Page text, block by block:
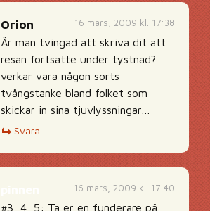
16 mars, 2009 kl. 17:38
Orion
Är man tvingad att skriva dit att
resan fortsatte under tystnad?
verkar vara någon sorts
tvångstanke bland folket som
skickar in sina tjuvlyssningar…
Svara
16 mars, 2009 kl. 17:40
#3, 4, 5: Ta er en funderare på